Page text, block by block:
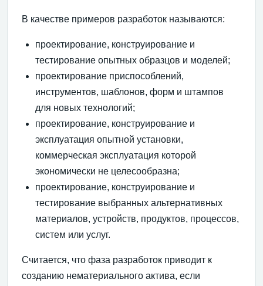
В качестве примеров разработок называются:
проектирование, конструирование и
тестирование опытных образцов и моделей;
проектирование приспособлений,
инструментов, шаблонов, форм и штампов
для новых технологий;
проектирование, конструирование и
эксплуатация опытной установки,
коммерческая эксплуатация которой
экономически не целесообразна;
проектирование, конструирование и
тестирование выбранных альтернативных
материалов, устройств, продуктов, процессов,
систем или услуг.
Считается, что фаза разработок приводит к
созданию нематериального актива, если